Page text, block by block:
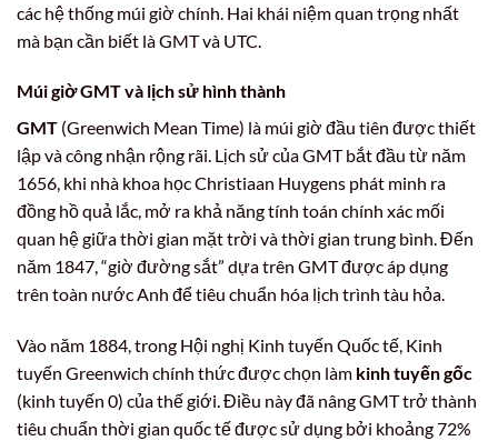
các hệ thống múi giờ chính. Hai khái niệm quan trọng nhất
mà bạn cần biết là GMT và UTC.
Múi giờ GMT và lịch sử hình thành
GMT (Greenwich Mean Time) là múi giờ đầu tiên được thiết
lập và công nhận rộng rãi. Lịch sử của GMT bắt đầu từ năm
1656, khi nhà khoa học Christiaan Huygens phát minh ra
đồng hồ quả lắc, mở ra khả năng tính toán chính xác mối
quan hệ giữa thời gian mặt trời và thời gian trung bình. Đến
năm 1847, “giờ đường sắt” dựa trên GMT được áp dụng
trên toàn nước Anh để tiêu chuẩn hóa lịch trình tàu hỏa.
Vào năm 1884, trong Hội nghị Kinh tuyến Quốc tế, Kinh
tuyến Greenwich chính thức được chọn làm kinh tuyến gốc
(kinh tuyến 0) của thế giới. Điều này đã nâng GMT trở thành
tiêu chuẩn thời gian quốc tế được sử dụng bởi khoảng 72%